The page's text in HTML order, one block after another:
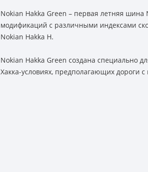
Nokian Hakka Green – первая летняя
модификаций с различными индексами
Nokian Hakka H.
Nokian Hakka Green создана специально
Хакка-условиях, предполагающих дороги